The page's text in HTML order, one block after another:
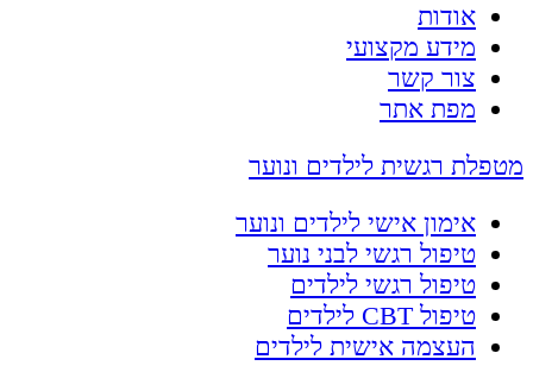
אודות
מידע מקצועי
צור קשר
מפת אתר
מטפלת רגשית לילדים ונוער
אימון אישי לילדים ונוער
טיפול רגשי לבני נוער
טיפול רגשי לילדים
טיפול CBT לילדים
העצמה אישית לילדים